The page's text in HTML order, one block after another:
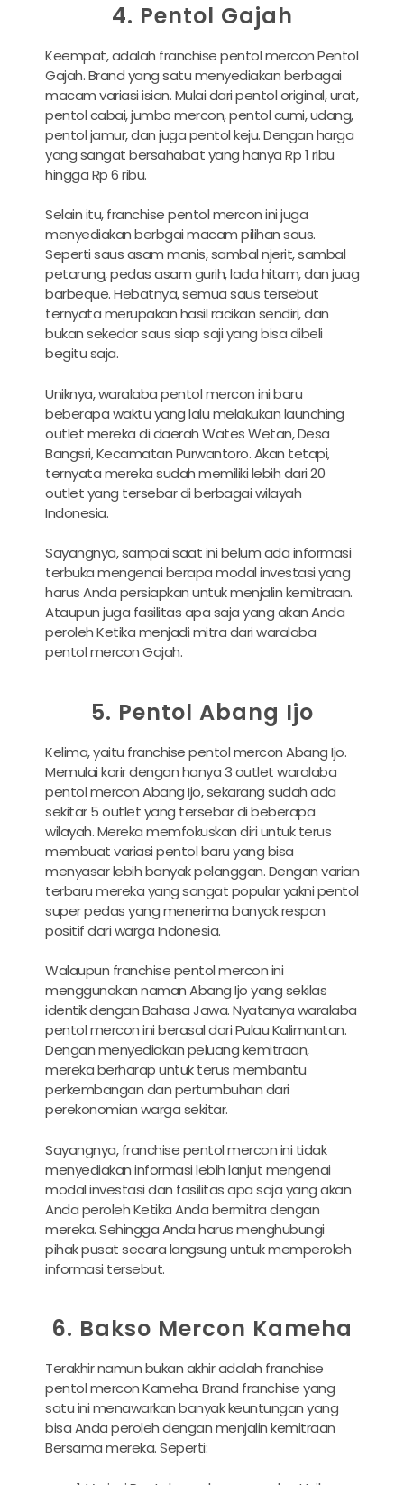
4. Pentol Gajah
Keempat, adalah franchise pentol mercon Pentol
Gajah. Brand yang satu menyediakan berbagai
macam variasi isian. Mulai dari pentol original, urat,
pentol cabai, jumbo mercon, pentol cumi, udang,
pentol jamur, dan juga pentol keju. Dengan harga
yang sangat bersahabat yang hanya Rp 1 ribu
hingga Rp 6 ribu.
Selain itu, franchise pentol mercon ini juga
menyediakan berbgai macam pilihan saus.
Seperti saus asam manis, sambal njerit, sambal
petarung, pedas asam gurih, lada hitam, dan juag
barbeque. Hebatnya, semua saus tersebut
ternyata merupakan hasil racikan sendiri, dan
bukan sekedar saus siap saji yang bisa dibeli
begitu saja.
Uniknya, waralaba pentol mercon ini baru
beberapa waktu yang lalu melakukan launching
outlet mereka di daerah Wates Wetan, Desa
Bangsri, Kecamatan Purwantoro. Akan tetapi,
ternyata mereka sudah memiliki lebih dari 20
outlet yang tersebar di berbagai wilayah
Indonesia.
Sayangnya, sampai saat ini belum ada informasi
terbuka mengenai berapa modal investasi yang
harus Anda persiapkan untuk menjalin kemitraan.
Ataupun juga fasilitas apa saja yang akan Anda
peroleh Ketika menjadi mitra dari waralaba
pentol mercon Gajah.
5. Pentol Abang Ijo
Kelima, yaitu franchise pentol mercon Abang Ijo.
Memulai karir dengan hanya 3 outlet waralaba
pentol mercon Abang Ijo, sekarang sudah ada
sekitar 5 outlet yang tersebar di beberapa
wilayah. Mereka memfokuskan diri untuk terus
membuat variasi pentol baru yang bisa
menyasar lebih banyak pelanggan. Dengan varian
terbaru mereka yang sangat popular yakni pentol
super pedas yang menerima banyak respon
positif dari warga Indonesia.
Walaupun franchise pentol mercon ini
menggunakan naman Abang Ijo yang sekilas
identik dengan Bahasa Jawa. Nyatanya waralaba
pentol mercon ini berasal dari Pulau Kalimantan.
Dengan menyediakan peluang kemitraan,
mereka berharap untuk terus membantu
perkembangan dan pertumbuhan dari
perekonomian warga sekitar.
Sayangnya, franchise pentol mercon ini tidak
menyediakan informasi lebih lanjut mengenai
modal investasi dan fasilitas apa saja yang akan
Anda peroleh Ketika Anda bermitra dengan
mereka. Sehingga Anda harus menghubungi
pihak pusat secara langsung untuk memperoleh
informasi tersebut.
6. Bakso Mercon Kameha
Terakhir namun bukan akhir adalah franchise
pentol mercon Kameha. Brand franchise yang
satu ini menawarkan banyak keuntungan yang
bisa Anda peroleh dengan menjalin kemitraan
Bersama mereka. Seperti: